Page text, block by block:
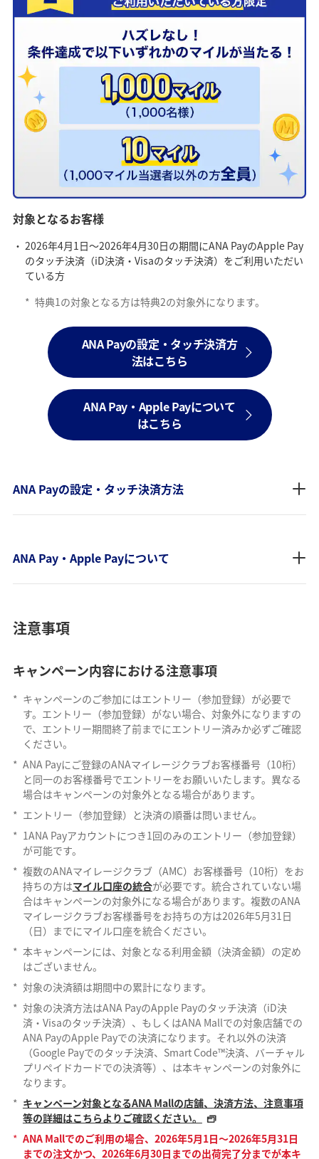
対象となるお客様
2026年4月1日～2026年4月30日の期間にANA PayのApple Pay
のタッチ決済（iD決済・Visaのタッチ決済）をご利用いただい
ている方
* 特典1の対象となる方は特典2の対象外になります。
ANA Payの設定・タッチ決済方
法はこちら
ANA Pay・Apple Payについて
はこちら
ANA Payの設定・タッチ決済方法
ANA Pay・Apple Payについて
注意事項
キャンペーン内容における注意事項
* キャンペーンのご参加にはエントリー（参加登録）が必要で
す。エントリー（参加登録）がない場合、対象外になりますの
で、エントリー期間終了前までにエントリー済みか必ずご確認
ください。
* ANA Payにご登録のANAマイレージクラブお客様番号（10桁）
と同一のお客様番号でエントリーをお願いいたします。異なる
場合はキャンペーンの対象外となる場合があります。
* エントリー（参加登録）と決済の順番は問いません。
* 1ANA Payアカウントにつき1回のみのエントリー（参加登録）
が可能です。
* 複数のANAマイレージクラブ（AMC）お客様番号（10桁）をお
持ちの方はマイル口座の統合が必要です。統合されていない場
合はキャンペーンの対象外になる場合があります。複数のANA
マイレージクラブお客様番号をお持ちの方は2026年5月31日
（日）までにマイル口座を統合ください。
* 本キャンペーンには、対象となる利用金額（決済金額）の定め
はございません。
* 対象の決済額は期間中の累計になります。
* 対象の決済方法はANA PayのApple Payのタッチ決済（iD決
済・Visaのタッチ決済）、もしくはANA Mallでの対象店舗での
ANA PayのApple Payでの決済になります。それ以外の決済
（Google Payでのタッチ決済、Smart Code™決済、バーチャル
プリペイドカードでの決済等）、は本キャンペーンの対象外に
なります。
* キャンペーン対象となるANA Mallの店舗、決済方法、注意事項
等の詳細はこちらよりご確認ください。
* ANA Mallでのご利用の場合、2026年5月1日～2026年5月31日
までの注文かつ、2026年6月30日までの出荷完了分までが本キ